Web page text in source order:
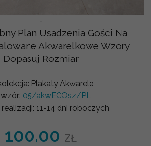
-
Plan Usadzenia Gości Na
Akwarelkowe Wzory
Dopasuj Rozmiar
Plakaty Akwarele
wzór: 05/akwECOsz/PL
11-14 dni roboczych
100.00 ZŁ